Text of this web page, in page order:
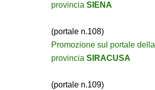
provincia SIENA
(portale n.108)
Promozione sul portale della
provincia SIRACUSA
(portale n.109)